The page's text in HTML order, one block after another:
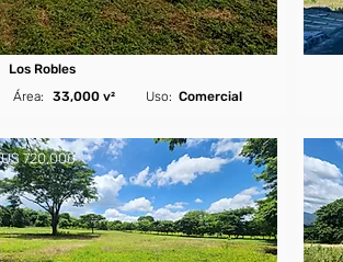
Los Robles
Área:
33,000 v² Comercial
Uso:
U$ 720,000